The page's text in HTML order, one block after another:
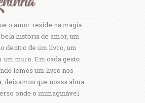
o amor reside na magia
história de amor, um
dentro de um livro, um
muro. Em cada gesto
lemos um livro nos
deixamos que nossa alma
onde o inimaginável